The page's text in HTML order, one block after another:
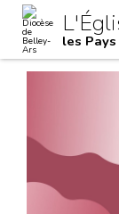
contenu.
Outils
personnels
les